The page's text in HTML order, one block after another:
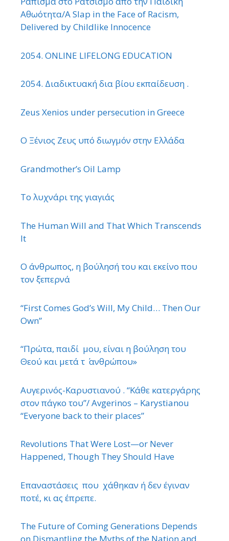
Αθωότητα/A Slap in the Face of Racism,
Delivered by Childlike Innocence
2054. ONLINE LIFELONG EDUCATION
2054. Διαδικτυακή δια βίου εκπαίδευση .
Zeus Xenios under persecution in Greece
Ο Ξένιος Ζευς υπό διωγμόν στην Ελλάδα
Grandmother’s Oil Lamp
Το λυχνάρι της γιαγιάς
The Human Will and That Which Transcends
It
Ο άνθρωπος, η βούλησή του και εκείνο που
τον ξεπερνά
“First Comes God’s Will, My Child… Then Our
Own”
“Πρώτα, παιδί μου, είναι η βούληση του
Θεού και μετά τ ΄ ανθρώπου»
Αυγερινός-Καρυστιανού . “Κάθε κατεργάρης
στον πάγκο του”/ Avgerinos – Karystianou
“Εveryone back to their places”
Revolutions That Were Lost—or Never
Happened, Though They Should Have
Επαναστάσεις που χάθηκαν ή δεν έγιναν
ποτέ, κι ας έπρεπε.
The Future of Coming Generations Depends